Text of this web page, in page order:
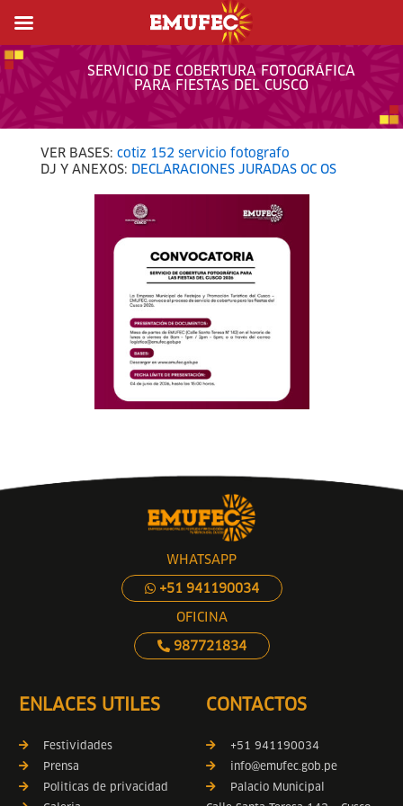
SERVICIO DE COBERTURA FOTOGRÁFICA
PARA FIESTAS DEL CUSCO
VER BASES: cotiz 152 servicio fotografo
DJ Y ANEXOS: DECLARACIONES JURADAS OC OS
WHATSAPP
+51 941190034
OFICINA
987721834
ENLACES UTILES
Festividades
Prensa
Politicas de privacidad
CONTACTOS
+51 941190034
info@emufec.gob.pe
Palacio Municipal